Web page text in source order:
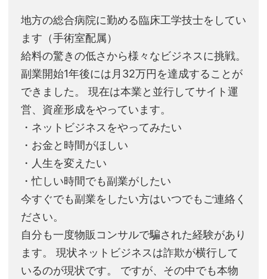
地方の総合病院に勤める臨床工学技士をしてい
ます（手術室配属）
給料の驚きの低さから様々なビジネスに挑戦。
副業開始1年後には月32万円を達成することが
できました。 現在は本業と並行してサイト運
営、資産形成をやっています。
・ネットビジネスをやってみたい
・お金と時間がほしい
・人生を変えたい
・忙しい時間でも副業がしたい
今すぐでも副業をしたい方はいつでもご連絡く
ださい。
自分も一度物販コンサルで騙された経験があり
ます。 現状ネットビジネスは詐欺が横行して
いるのが現状です。 ですが、その中でも本物